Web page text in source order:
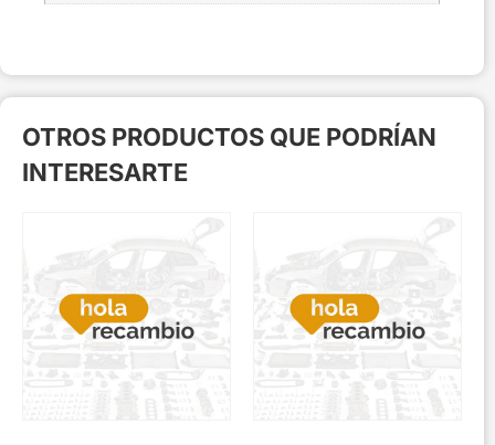
OTROS PRODUCTOS QUE PODRÍAN
INTERESARTE